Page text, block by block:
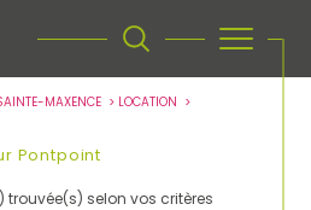
MAXENCE
LOCATION
Pontpoint
trouvée(s) selon vos critères